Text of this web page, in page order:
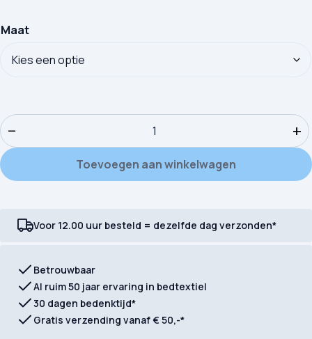
Maat
Kinderdekbedovertrek Pure microvezel Fans aantal
− +
Toevoegen aan winkelwagen
Voor 12.00 uur besteld = dezelfde dag verzonden*
Betrouwbaar
Al ruim 50 jaar ervaring in bedtextiel
30 dagen bedenktijd*
Gratis verzending vanaf € 50,-*